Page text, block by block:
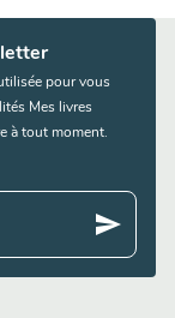
pour vous
Mes livres
à tout moment.
send